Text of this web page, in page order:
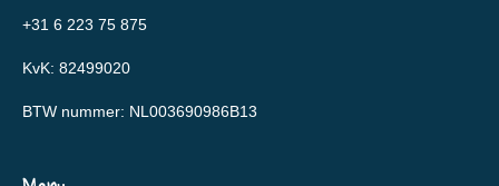
+31 6 223 75 875
KvK: 82499020
BTW nummer: NL003690986B13